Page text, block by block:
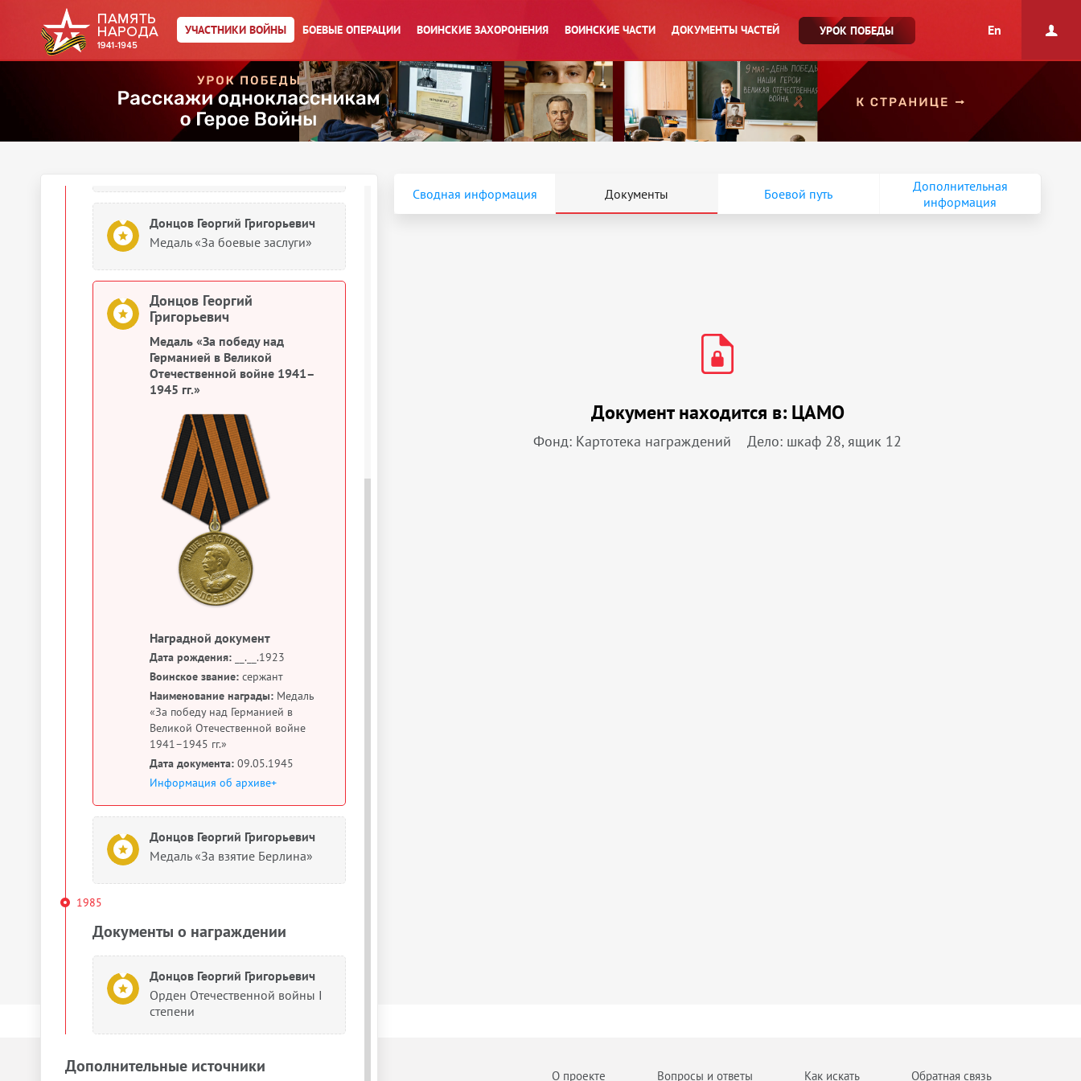
УЧАСТНИКИ ВОЙНЫ БОЕВЫЕ ОПЕРАЦИИ ВОИНСКИЕ ЗАХОРОНЕНИЯ ВОИНСКИЕ ЧАСТИ ДОКУМЕНТЫ ЧАСТЕЙ УРОК ПОБЕДЫ En
Документы о награждении
Донцов Георгий Григорьевич
Медаль «За боевые заслуги»
Донцов Георгий Григорьевич
Донцов Георгий Григорьевич
Медаль «За боевые заслуги»
Донцов Георгий
Григорьевич
Медаль «За победу над
Германией в Великой
Отечественной войне 1941–
1945 гг.»
Наградной документ
Дата рождения: __.__.1923
Воинское звание: сержант
Наименование награды: Медаль
«За победу над Германией в
Великой Отечественной войне
1941–1945 гг.»
Дата документа: 09.05.1945
Информация об архиве+
Донцов Георгий Григорьевич
Медаль «За взятие Берлина»
1985
Документы о награждении
Донцов Георгий Григорьевич
Орден Отечественной войны I
степени
Дополнительные источники
Сводная информация Документы Боевой путь
Дополнительная
информация
Документ находится в: ЦАМО
Фонд: Картотека награждений Дело: шкаф 28, ящик 12
О проекте Вопросы и ответы Как искать Обратная связь